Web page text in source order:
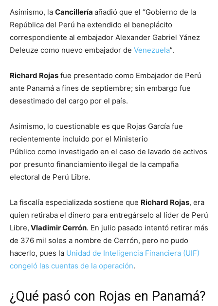
Asimismo, la Cancillería añadió que el “Gobierno de la
República del Perú ha extendido el beneplácito
correspondiente al embajador Alexander Gabriel Yánez
Deleuze como nuevo embajador de Venezuela”.
Richard Rojas fue presentado como Embajador de Perú
ante Panamá a fines de septiembre; sin embargo fue
desestimado del cargo por el país.
Asimismo, lo cuestionable es que Rojas García fue
recientemente incluido por el Ministerio
Público como investigado en el caso de lavado de activos
por presunto financiamiento ilegal de la campaña
electoral de Perú Libre.
La fiscalía especializada sostiene que Richard Rojas, era
quien retiraba el dinero para entregárselo al líder de Perú
Libre, Vladimir Cerrón. En julio pasado intentó retirar más
de 376 mil soles a nombre de Cerrón, pero no pudo
hacerlo, pues la Unidad de Inteligencia Financiera (UIF)
congeló las cuentas de la operación.
¿Qué pasó con Rojas en Panamá?